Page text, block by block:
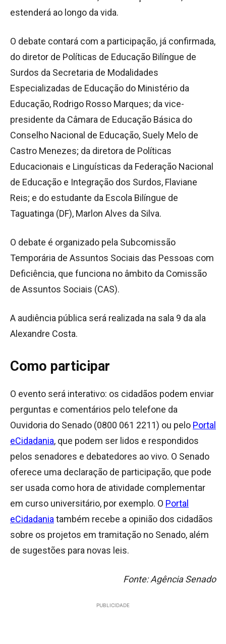
estenderá ao longo da vida.
O debate contará com a participação, já confirmada,
do diretor de Políticas de Educação Bilíngue de
Surdos da Secretaria de Modalidades
Especializadas de Educação do Ministério da
Educação, Rodrigo Rosso Marques; da vice-
presidente da Câmara de Educação Básica do
Conselho Nacional de Educação, Suely Melo de
Castro Menezes; da diretora de Políticas
Educacionais e Linguísticas da Federação Nacional
de Educação e Integração dos Surdos, Flaviane
Reis; e do estudante da Escola Bilíngue de
Taguatinga (DF), Marlon Alves da Silva.
O debate é organizado pela Subcomissão
Temporária de Assuntos Sociais das Pessoas com
Deficiência, que funciona no âmbito da Comissão
de Assuntos Sociais (CAS).
A audiência pública será realizada na sala 9 da ala
Alexandre Costa.
Como participar
O evento será interativo: os cidadãos podem enviar
perguntas e comentários pelo telefone da
Ouvidoria do Senado (0800 061 2211) ou pelo Portal
eCidadania, que podem ser lidos e respondidos
pelos senadores e debatedores ao vivo. O Senado
oferece uma declaração de participação, que pode
ser usada como hora de atividade complementar
em curso universitário, por exemplo. O Portal
eCidadania também recebe a opinião dos cidadãos
sobre os projetos em tramitação no Senado, além
de sugestões para novas leis.
Fonte: Agência Senado
PUBLICIDADE